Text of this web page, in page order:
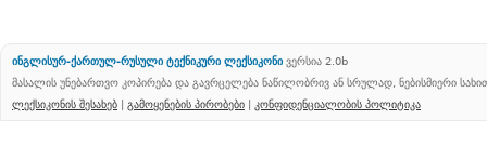
ინგლისურ-ქართულ-რუსული ტექნიკური ლექსიკონი ვერსია 2.0b
მასალის უნებართვო კოპირება და გავრცელება ნაწილობრივ ან სრულად, ნებისმიერი
ლექსიკონის შესახებ | გამოყენების პირობები | კონფიდენციალობის პოლიტიკა